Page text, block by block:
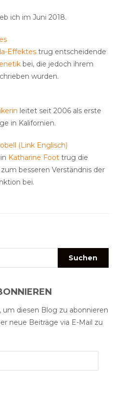
ich im Juni 2018.
Effektes trug entscheidende
bei, die jedoch ihrem
wurden.
leitet seit 2006 als erste
in Kalifornien.
(Link Englisch)
Katharine Foot trug die
besseren Verständnis der
bei.
um diesen Blog zu abonnieren
neue Beiträge via E-Mail zu